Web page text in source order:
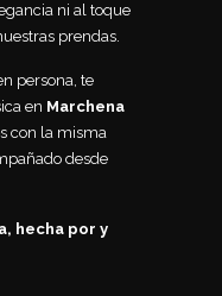
ni al toque
prendas.
persona, te
en Marchena
con la misma
desde
hecha por y